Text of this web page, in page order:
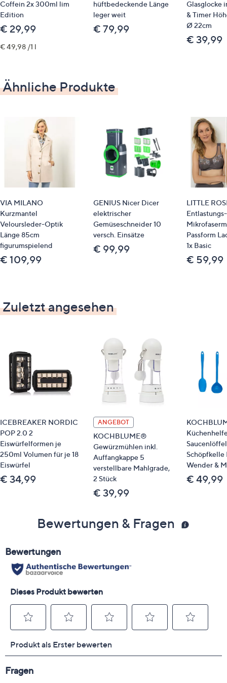
Identifikationsnummer
Dieser Artikel ist nicht an einen Paketshop oder
Coffein 2x 300ml lim
Edition
€ 29,99
€ 49,98 /1 l
hüftbedeckende Länge
leger weit
€ 79,99
Glasglocke
& Timer
Ø 22cm
€ 39,99
Ähnliche Produkte
VIA MILANO
Kurzmantel
Veloursleder-Optik
Länge 85cm
figurumspielend
€ 109,99
GENIUS Nicer Dicer
elektrischer
Gemüseschneider 10
versch. Einsätze
€ 99,99
LITTLE
Passform
1x Basic
€ 59,99
Zuletzt angesehen
ICEBREAKER NORDIC
POP 2.0 2
Eiswürfelformen je
250ml Volumen für je 18
Eiswürfel
€ 34,99
ANGEBOT
KOCHBLUME®
Gewürzmühlen inkl.
Auffangkappe 5
verstellbare Mahlgrade,
2 Stück
€ 39,99
Schöpfkelle
Wender &
€ 49,99
Bewertungen & Fragen